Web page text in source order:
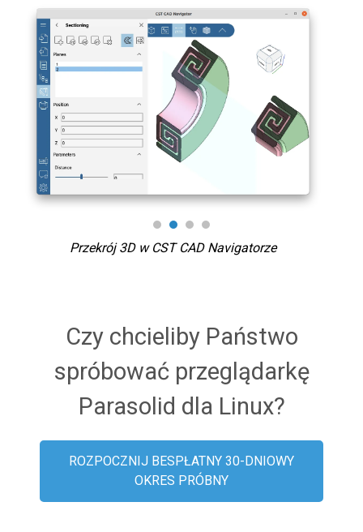
Przekrój 3D w CST CAD Navigatorze
Czy chcieliby Państwo
spróbować przeglądarkę
Parasolid dla Linux?
ROZPOCZNIJ BESPŁATNY 30-DNIOWY
OKRES PRÓBNY